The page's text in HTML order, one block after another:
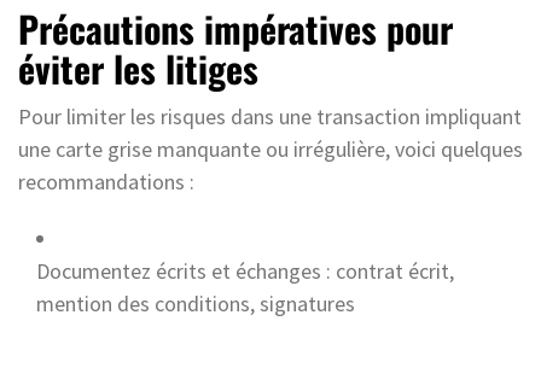
Précautions impératives pour
éviter les litiges
Pour limiter les risques dans une transaction impliquant
une carte grise manquante ou irrégulière, voici quelques
recommandations :
Documentez écrits et échanges : contrat écrit,
mention des conditions, signatures